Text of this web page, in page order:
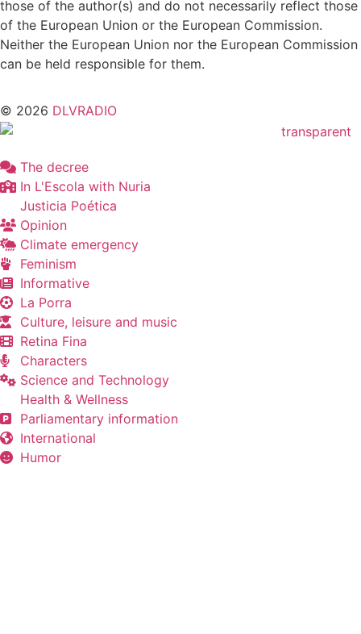
those of the author(s) and do not necessarily reflect those
of the European Union or the European Commission.
Neither the European Union nor the European Commission
can be held responsible for them.
© 2026 DLVRADIO
The decree
In L'Escola with Nuria
Justicia Poética
Opinion
Climate emergency
Feminism
Informative
La Porra
Culture, leisure and music
Retina Fina
Characters
Science and Technology
Health & Wellness
Parliamentary information
International
Humor